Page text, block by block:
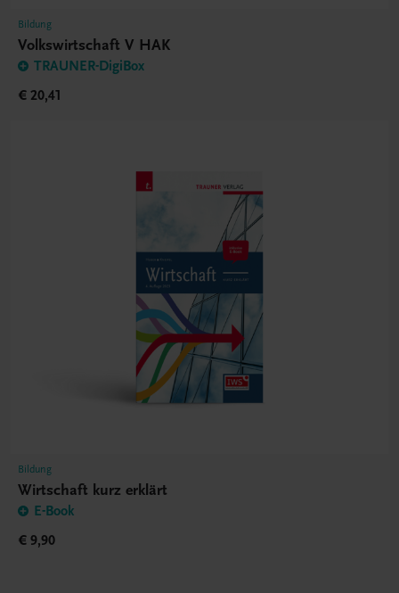
Bildung
Volkswirtschaft V HAK
TRAUNER-DigiBox
€ 20,41
Bildung
Wirtschaft kurz erklärt
E-Book
€ 9,90